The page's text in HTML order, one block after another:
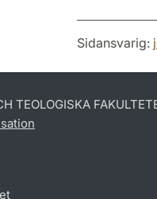
Sidansvarig:
TEOLOGISKA